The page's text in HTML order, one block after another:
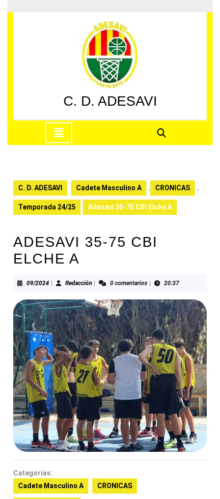
al
C. D. ADESAVI
apertura
C. D. ADESAVI Cadete Masculino A , CRONICAS ,
Temporada 24/25 Adesavi 35-75 CBI Elche A
ADESAVI 35-75 CBI
ELCHE A
09/202409/2024RedacciónRedacción0 comentarios 20:37
Categorías:
Cadete Masculino A
CRONICAS